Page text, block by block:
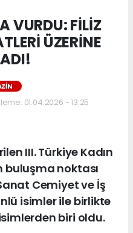
VURDU: FİLİZ
ÜZERİNE
01.04.2026 - 13:25
III. Türkiye Kadın
buluşma noktası
Cemiyet ve İş
isimler ile birlikte
biri oldu.